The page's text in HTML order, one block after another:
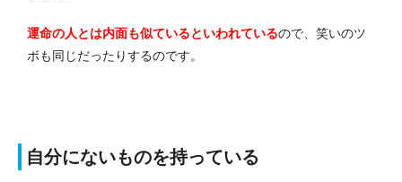
運命の人とは内面も似ているといわれているので、笑いのツ
ボも同じだったりするのです。
自分にないものを持っている